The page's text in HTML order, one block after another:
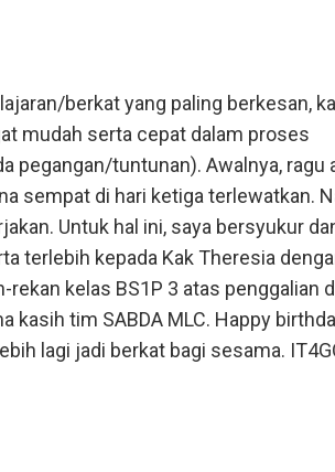
berkat yang paling berkesan,
mudah serta cepat dalam proses
pegangan/tuntunan). Awalnya, ragu
sempat di hari ketiga terlewatkan.
Untuk hal ini, saya bersyukur
terlebih kepada Kak Theresia
kelas BS1P 3 atas penggalian
kasih tim SABDA MLC. Happy
lagi jadi berkat bagi sesama.